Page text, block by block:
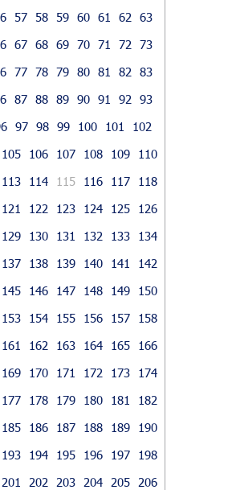
57 58 59 60 61 62
63
67 68 69 70 71 72
73
77 78 79 80 81 82
83
87 88 89 90 91 92
93
97 98 99 100 101
102
105 106 107 108 109
110
113 114 115 116 117
118
121 122 123 124 125
126
129 130 131 132 133
134
137 138 139 140 141
142
145 146 147 148 149
150
153 154 155 156 157
158
161 162 163 164 165
166
169 170 171 172 173
174
177 178 179 180 181
182
185 186 187 188 189
190
193 194 195 196 197
198
201 202 203 204 205
206